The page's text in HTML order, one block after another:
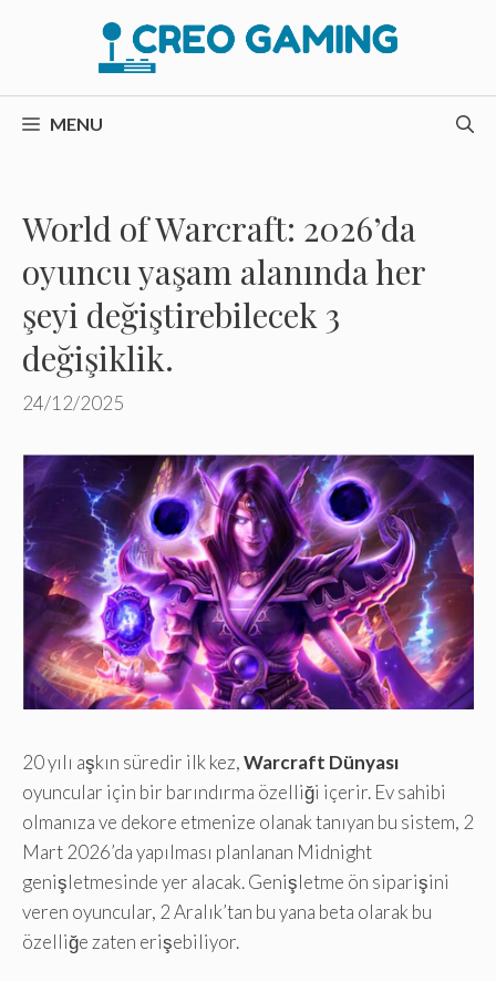
MENU
World of Warcraft: 2026’da
oyuncu yaşam alanında her
şeyi değiştirebilecek 3
değişiklik.
24/12/2025
20 yılı aşkın süredir ilk kez,Warcraft Dünyası
oyuncular için bir barındırma özelliği içerir. Ev sahibi
olmanıza ve dekore etmenize olanak tanıyan bu sistem, 2
Mart 2026’da yapılması planlanan Midnight
genişletmesinde yer alacak. Genişletme ön siparişini
veren oyuncular, 2 Aralık’tan bu yana beta olarak bu
özelliğe zaten erişebiliyor.